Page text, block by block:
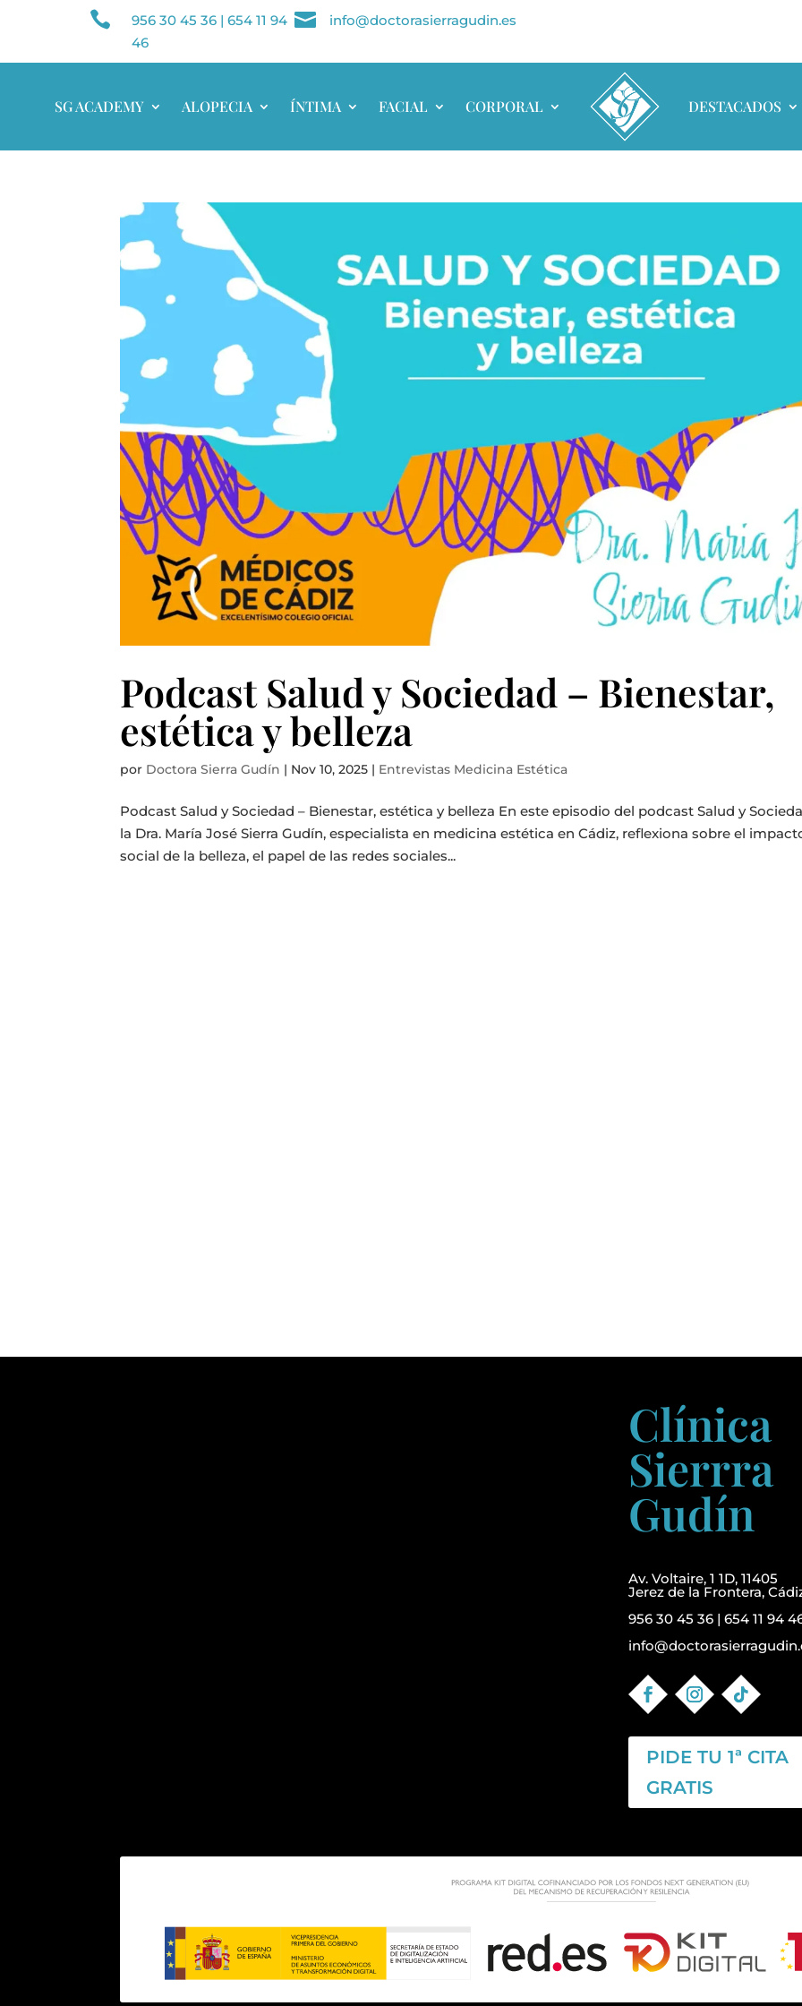
 956 30 45 36 |654 11 94
46
 info@doctorasierragudin.es
SG ACADEMY ALOPECIA ÍNTIMA FACIAL CORPORAL DESTACADOS
Podcast Salud y Sociedad – Bienestar,
estética y belleza
por Doctora Sierra Gudín | Nov 10, 2025 | Entrevistas Medicina Estética
Podcast Salud y Sociedad – Bienestar, estética y belleza En este episodio del podcast Salud y
la Dra. María José Sierra Gudín, especialista en medicina estética en Cádiz, reflexiona sobre el
social de la belleza, el papel de las redes sociales...
Clínica
Sierrra
Gudín
Av. Voltaire, 1 1D, 11405
Jerez de la Frontera,
956 30 45 36| 654 11 94
PIDE TU 1ª CITA
GRATIS